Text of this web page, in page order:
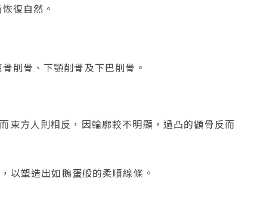
復自然。
削骨、下顎削骨及下巴削骨。
東方人則相反，因輪廓較不明顯，過凸的顴骨反而
以塑造出如鵝蛋般的柔順線條。